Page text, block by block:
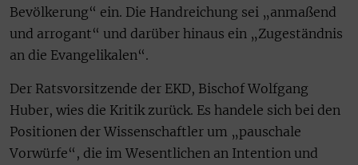
Bevölkerung“ ein. Die Handreichung sei „anmaßend
und arrogant“ und darüber hinaus ein „Zugeständnis
an die Evangelikalen“.
Der Ratsvorsitzende der EKD, Bischof Wolfgang
Huber, wies die Kritik zurück. Es handele sich bei den
Positionen der Wissenschaftler um „pauschale
Vorwürfe“, die im Wesentlichen an Intention und